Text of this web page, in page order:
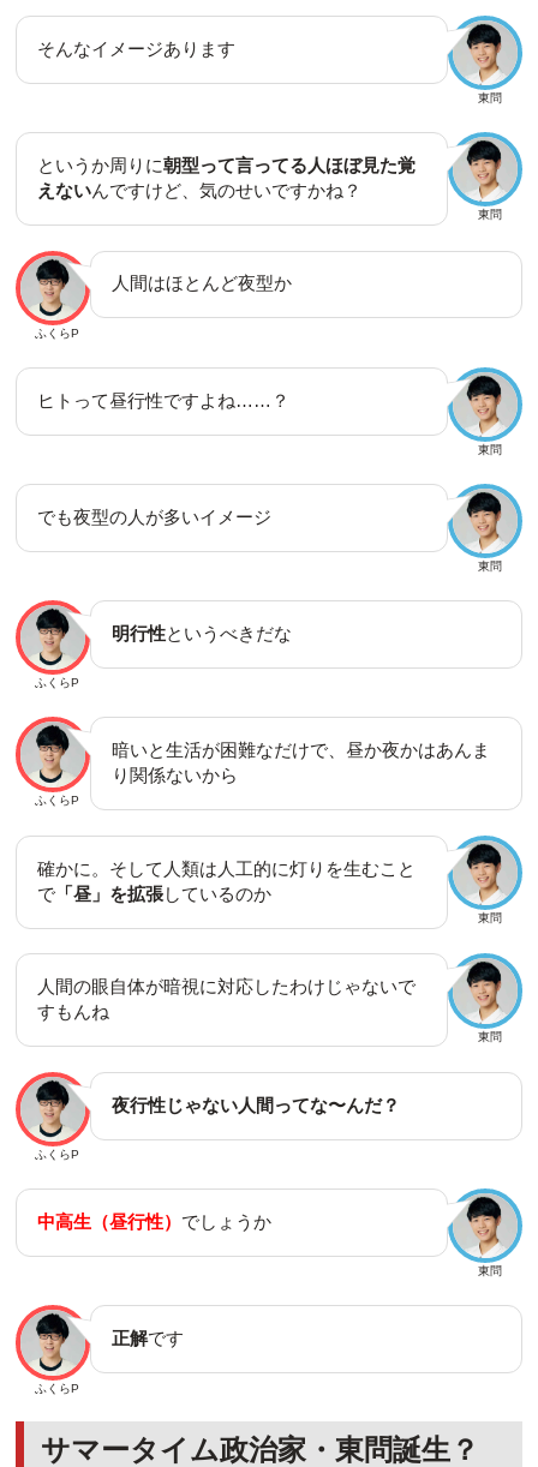
東問
そんなイメージあります
東問
というか周りに朝型って言ってる人ほぼ見た覚
えないんですけど、気のせいですかね？
ふくらP
人間はほとんど夜型か
東問
ヒトって昼行性ですよね……？
東問
でも夜型の人が多いイメージ
ふくらP
明行性というべきだな
ふくらP
暗いと生活が困難なだけで、昼か夜かはあんま
り関係ないから
東問
確かに。そして人類は人工的に灯りを生むこと
で「昼」を拡張しているのか
東問
人間の眼自体が暗視に対応したわけじゃないで
すもんね
ふくらP
夜行性じゃない人間ってな〜んだ？
東問
中高生（昼行性） でしょうか
ふくらP
正解です
サマータイム政治家・東問誕生？